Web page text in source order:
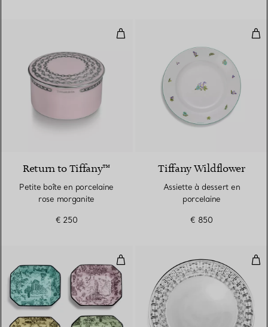
Petite boîte en porcelaine rose
Return to Tiffany™
Petite boîte en porcelaine
rose morganite
€ 250
Tiffany Wildflower
Assiette à dessert en
porcelaine
€ 850
Collection de quatre vide-